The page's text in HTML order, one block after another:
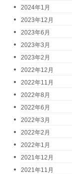
2024年1月
2023年12月
2023年6月
2023年3月
2023年2月
2022年12月
2022年11月
2022年8月
2022年6月
2022年3月
2022年2月
2022年1月
2021年12月
2021年11月